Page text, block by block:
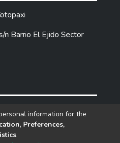
n Barrio El Ejido Sector
/ 2252307 / 2252346.
© 2002-2026
information for the
Preferences,
.